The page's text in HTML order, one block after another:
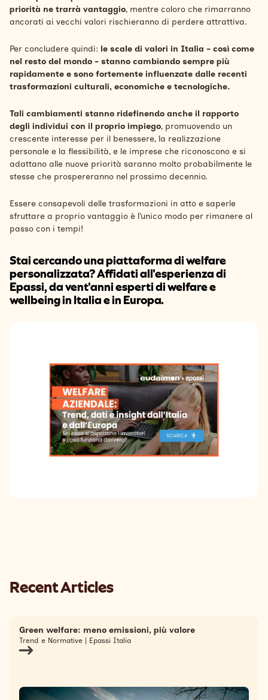
priorità ne trarrà vantaggio, mentre coloro che rimarranno
ancorati ai vecchi valori rischieranno di perdere attrattiva.
Per concludere quindi: le scale di valori in Italia - così come
nel resto del mondo - stanno cambiando sempre più
rapidamente e sono fortemente influenzate dalle recenti
trasformazioni culturali, economiche e tecnologiche.
Tali cambiamenti stanno ridefinendo anche il rapporto
degli individui con il proprio impiego, promuovendo un
crescente interesse per il benessere, la realizzazione
personale e la flessibilità, e le imprese che riconoscono e si
adattano alle nuove priorità saranno molto probabilmente le
stesse che prospereranno nel prossimo decennio.
Essere consapevoli delle trasformazioni in atto e saperle
sfruttare a proprio vantaggio è l’unico modo per rimanere al
passo con i tempi!
Stai cercando una piattaforma di welfare
personalizzata? Affidati all'esperienza di
Epassi, da vent'anni esperti di welfare e
wellbeing in Italia e in Europa.
Recent Articles
Green welfare: meno emissioni, più valore
Trend e Normative | Epassi Italia